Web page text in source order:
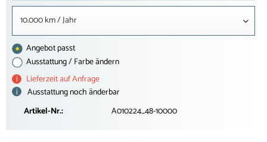
10.000 km / Jahr
Angebot passt
Ausstattung / Farbe ändern
i
Lieferzeit auf Anfrage
i
Ausstattung noch änderbar
Artikel-Nr.:
A010224_48-10000